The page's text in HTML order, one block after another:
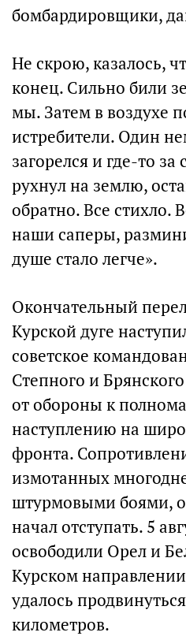
бомбардировщики,
Не скрою, казалось,
конец. Сильно били
мы. Затем в воздухе
истребители. Один
загорелся и где-то
рухнул на землю,
обратно. Все стихло.
наши саперы,
душе стало легче».
Окончательный
Курской дуге
советское
Степного и
от обороны к
наступлению на
фронта.
измотанных
штурмовыми боями,
начал отступать. 5
освободили Орел и
Курском
удалось
километров.